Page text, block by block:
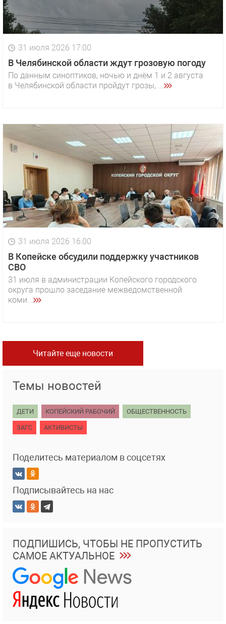
31 июля 2026 17:00
В Челябинской области ждут грозовую погоду
По данным синоптиков, ночью и днём 1 и 2 августа
в Челябинской области пройдут грозы, ...
31 июля 2026 16:00
В Копейске обсудили поддержку участников
СВО
31 июля в администрации Копейского городского
округа прошло заседание межведомственной
коми...
Читайте еще новости
Темы новостей
ДЕТИ КОПЕЙСКИЙ РАБОЧИЙ ОБЩЕСТВЕННОСТЬ
ЗАГС АКТИВИСТЫ
Поделитесь материалом в соцсетях
Подписывайтесь на нас
ПОДПИШИСЬ, ЧТОБЫ НЕ ПРОПУСТИТЬ
САМОЕ АКТУАЛЬНОЕ